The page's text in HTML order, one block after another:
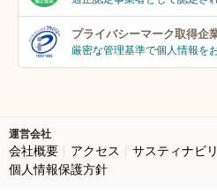
プライバシーマーク取得企
厳密な管理基準で個人情報を
運営会社
会社概要 アクセス サスティナビ
個人情報保護方針